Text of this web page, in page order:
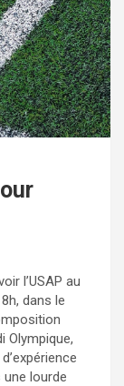
l’USAP au
dans le
Olympique,
une lourde